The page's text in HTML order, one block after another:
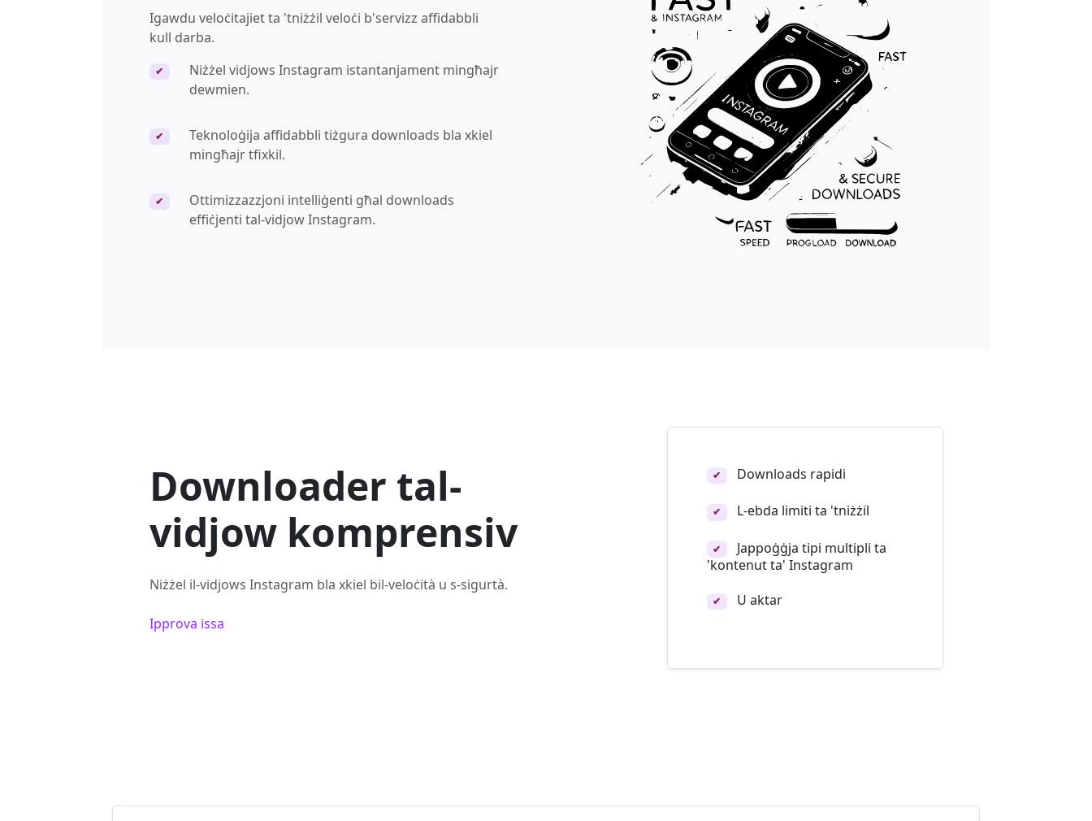
Igawdu veloċitajiet ta 'tniżżil veloċi b'servizz affidabbli
kull darba.
✔
Niżżel vidjows Instagram istantanjament mingħajr
dewmien.
✔
Teknoloġija affidabbli tiżgura downloads bla xkiel
mingħajr tfixkil.
✔
Ottimizzazzjoni intelliġenti għal downloads
effiċjenti tal-vidjow Instagram.
Downloader tal-
vidjow komprensiv
Niżżel il-vidjows Instagram bla xkiel bil-veloċità u s-sigurtà.
Ipprova issa
✔ Downloads rapidi
✔ L-ebda limiti ta 'tniżżil
✔
Jappoġġja tipi multipli ta
'kontenut ta' Instagram
✔ U aktar